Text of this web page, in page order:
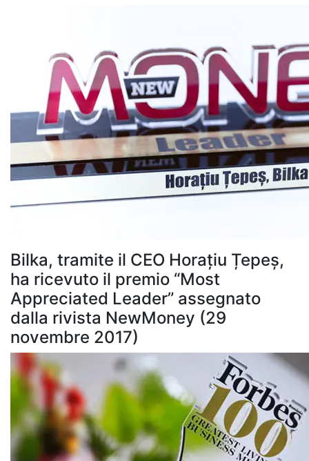
Bilka, tramite il CEO Horațiu Țepeș,
ha ricevuto il premio “Most
Appreciated Leader” assegnato
dalla rivista NewMoney (29
novembre 2017)